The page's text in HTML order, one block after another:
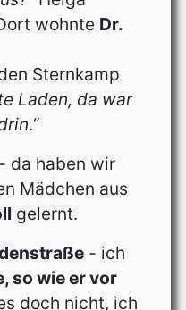
wohnte Dr.
Sternkamp
Laden, da war
.“
da haben wir
Mädchen aus
gelernt.
- ich
so wie er vor
doch nicht, ich